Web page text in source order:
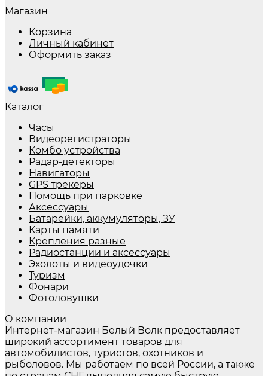
Магазин
Корзина
Личный кабинет
Оформить заказ
Каталог
Часы
Видеорегистраторы
Комбо устройства
Радар-детекторы
Навигаторы
GPS трекеры
Помощь при парковке
Аксессуары
Батарейки, аккумуляторы, ЗУ
Карты памяти
Крепления разные
Радиостанции и аксессуары
Эхолоты и видеоудочки
Туризм
Фонари
Фотоловушки
О компании
Интернет-магазин Белый Волк предоставляет
широкий ассортимент товаров для
автомобилистов, туристов, охотников и
рыболовов. Мы работаем по всей России, а также